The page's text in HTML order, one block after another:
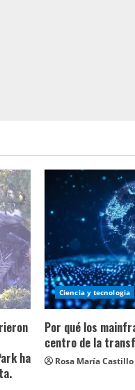
ha
Ciencia y tecnologia
Por qué los
centro de la
Rosa María Castillo